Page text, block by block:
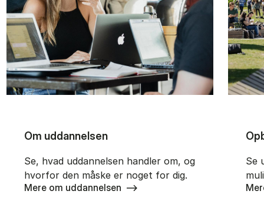
Om uddannelsen
Se, hvad uddannelsen handler om, og
hvorfor den måske er noget for dig.
Mere om uddannelsen
Se